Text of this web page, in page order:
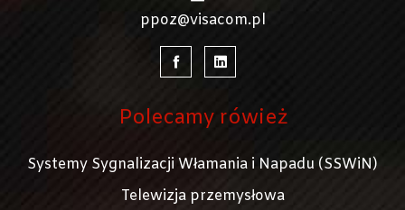
ppoz@visacom.pl
Polecamy rówież
Systemy Sygnalizacji Włamania i Napadu (SSWiN)
Telewizja przemysłowa